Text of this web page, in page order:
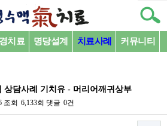
치료 명당설계 치료사례 커뮤니티
상담사례 기치유 - 머리어깨귀상부
조회 6,133회 댓글 0건